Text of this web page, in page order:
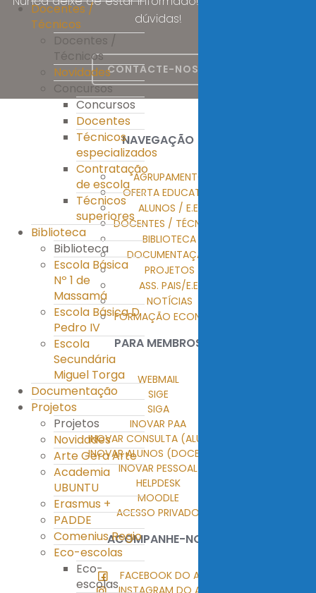
Docentes /
Técnicos
Docentes /
Técnicos
Novidades
Concursos
Concursos
Docentes
Técnicos
especializados
Contratação
de escola
Técnicos
superiores
Biblioteca
Biblioteca
Escola Básica
Nº 1 de
Massamá
Escola Básica D.
Pedro IV
Escola
Secundária
Miguel Torga
Documentação
Projetos
Projetos
Novidades
Arte Gera Arte
Academia
UBUNTU
Erasmus +
PADDE
Comenius Regio
Eco-escolas
Eco-
escolas
dúvidas!
CONTACTE-NOS
NAVEGAÇÃO
AGRUPAMENTO
OFERTA EDUCATIVA
ALUNOS / E.E.
DOCENTES / TÉCNICOS
BIBLIOTECA
DOCUMENTAÇÃO
PROJETOS
ASS. PAIS/E.E.
NOTÍCIAS
FORMAÇÃO ECONTENT
PARA MEMBROS
WEBMAIL
SIGE
SIGA
INOVAR PAA
INOVAR CONSULTA (ALUNOS)
INOVAR ALUNOS (DOCENTES)
INOVAR PESSOAL
HELPDESK
MOODLE
ACESSO PRIVADO
ACOMPANHE-NOS
FACEBOOK DO AEMT
INSTAGRAM DO AEMT